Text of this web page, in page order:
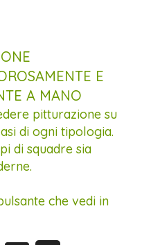
E
A MANO
pitturazione su
di ogni tipologia.
di squadre sia
che vedi in